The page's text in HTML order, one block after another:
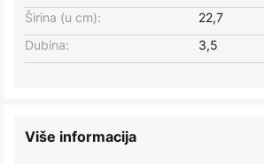
Širina (u cm): 22,7
Dubina: 3,5
Više informacija